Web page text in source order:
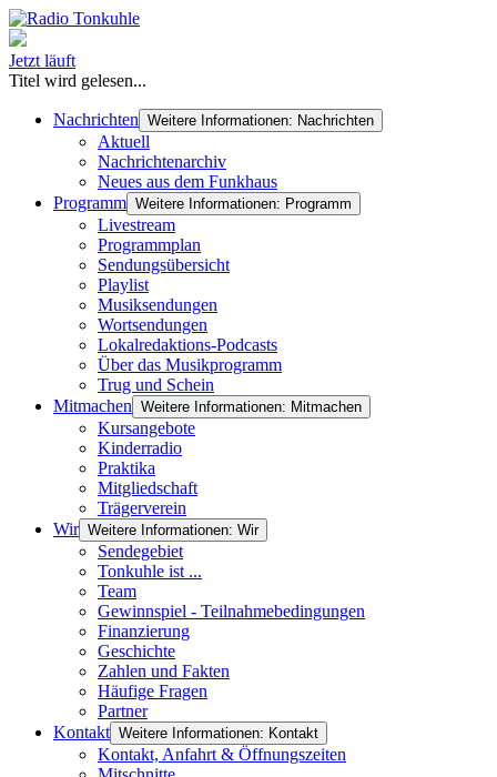
Jetzt läuft
Titel wird gelesen...
Nachrichten Weitere Informationen: Nachrichten
Aktuell
Nachrichtenarchiv
Neues aus dem Funkhaus
Programm Weitere Informationen: Programm
Livestream
Programmplan
Sendungsübersicht
Playlist
Musiksendungen
Wortsendungen
Lokalredaktions-Podcasts
Über das Musikprogramm
Trug und Schein
Mitmachen Weitere Informationen: Mitmachen
Kursangebote
Kinderradio
Praktika
Mitgliedschaft
Trägerverein
Wir Weitere Informationen: Wir
Sendegebiet
Tonkuhle ist ...
Team
Gewinnspiel - Teilnahmebedingungen
Finanzierung
Geschichte
Zahlen und Fakten
Häufige Fragen
Partner
Kontakt Weitere Informationen: Kontakt
Kontakt, Anfahrt & Öffnungszeiten